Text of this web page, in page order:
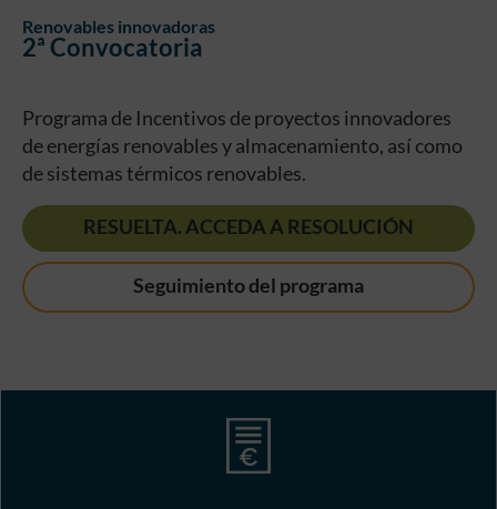
Renovables innovadoras
2ª Convocatoria
Programa de Incentivos de proyectos innovadores
de energías renovables y almacenamiento, así como
de sistemas térmicos renovables.
RESUELTA. ACCEDA A RESOLUCIÓN
Seguimiento del programa